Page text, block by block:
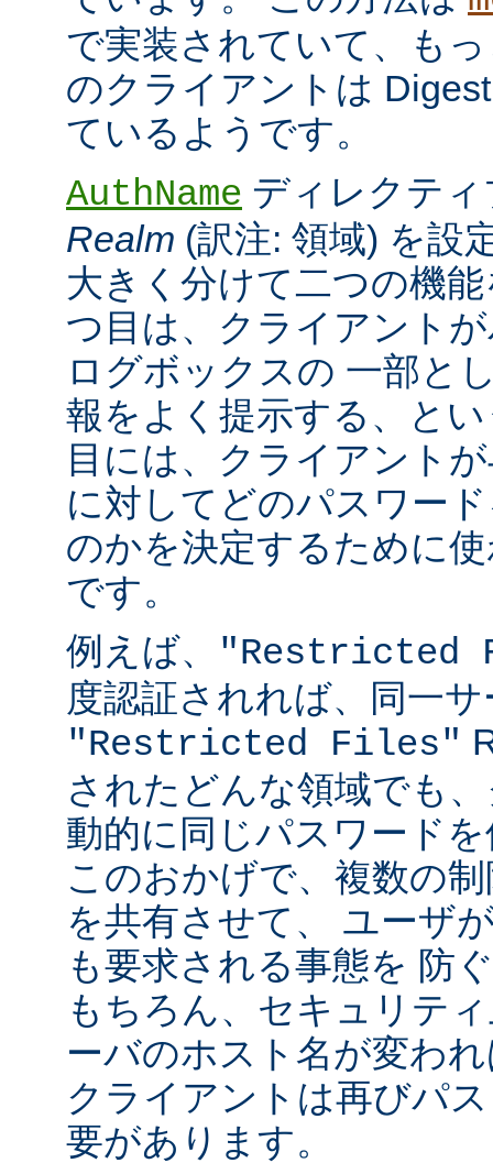
で実装されていて、も
のクライアントは
ているようです。
AuthName ディレクテ
Realm (訳注: 領域) を設
大きく分けて二つの機
つ目は、クライアント
ログボックスの 一部と
報をよく提示する、と
目には、クライアント
に対してどのパスワー
のかを決定するために
です。
例えば、
"Restricted
度認証されれば、同一
"Restricted Files"
されたどんな領域でも
動的に同じパスワード
このおかげで、複数の
を共有させて、 ユーザ
も要求される事態を 防
もちろん、セキュリテ
ーバのホスト名が変わ
クライアントは再びパ
要があります。